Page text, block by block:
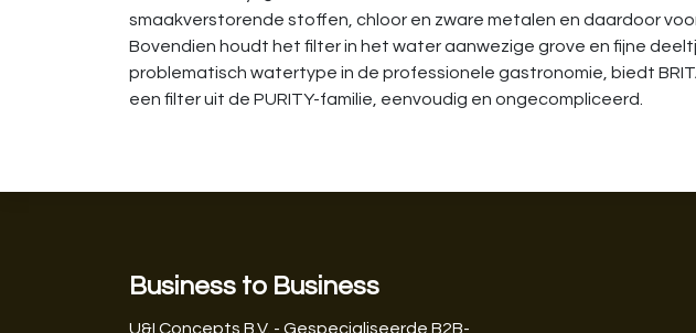
smaakverstorende stoffen, chloor en zware metalen en daardoor
Bovendien houdt het filter in het water aanwezige grove en fijne
problematisch watertype in de professionele gastronomie, biedt
een filter uit de PURITY-familie, eenvoudig en ongecompliceerd.
Business to Business
U&I Concepts B.V. - Gespecialiseerde B2B-